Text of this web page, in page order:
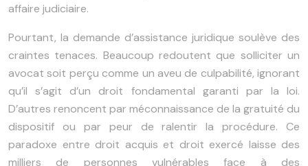
affaire judiciaire.
Pourtant, la demande d’assistance juridique soulève des
craintes tenaces. Beaucoup redoutent que solliciter un
avocat soit perçu comme un aveu de culpabilité, ignorant
qu’il s’agit d’un droit fondamental garanti par la loi.
D’autres renoncent par méconnaissance de la gratuité du
dispositif ou par peur de ralentir la procédure. Ce
paradoxe entre droit acquis et droit exercé laisse des
milliers de personnes vulnérables face à des